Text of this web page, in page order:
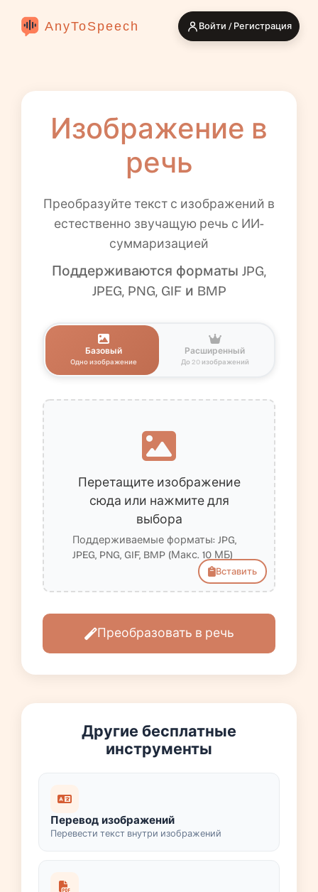
AnyToSpeech Войти / Регистрация
Изображение в
речь
Преобразуйте текст с изображений в
естественно звучащую речь с ИИ-
суммаризацией
Поддерживаются форматы JPG,
JPEG, PNG, GIF и BMP
Базовый
Одно изображение
Расширенный
До 20 изображений
Перетащите изображение
сюда или нажмите для
выбора
Поддерживаемые форматы: JPG,
JPEG, PNG, GIF, BMP (Макс. 10 МБ)
Вставить
Преобразовать в речь
Другие бесплатные
инструменты
Перевод изображений
Перевести текст внутри изображений